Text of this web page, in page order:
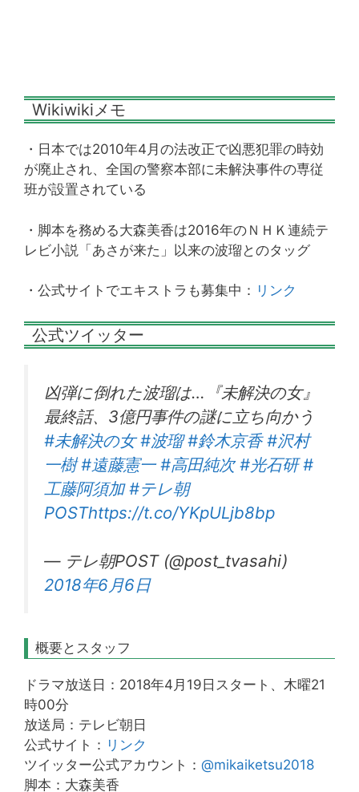
Wikiwikiメモ
・日本では2010年4月の法改正で凶悪犯罪の時効
が廃止され、全国の警察本部に未解決事件の専従
班が設置されている
・脚本を務める大森美香は2016年のＮＨＫ連続テ
レビ小説「あさが来た」以来の波瑠とのタッグ
・公式サイトでエキストラも募集中： リンク
公式ツイッター
凶弾に倒れた波瑠は…『未解決の女』
最終話、3億円事件の謎に立ち向かう
#未解決の女 #波瑠 #鈴木京香 #沢村
一樹 #遠藤憲一 #高田純次 #光石研 #
工藤阿須加 #テレ朝
POSThttps://t.co/YKpULjb8bp
— テレ朝POST (@post_tvasahi)
2018年6月6日
概要とスタッフ
ドラマ放送日：2018年4月19日スタート、木曜21
時00分
放送局：テレビ朝日
公式サイト： リンク
ツイッター公式アカウント： @mikaiketsu2018
脚本：大森美香